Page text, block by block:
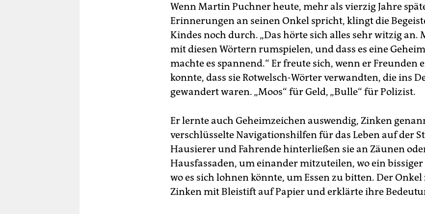
Wenn Martin Puchner heute, mehr als vierzig Jahre
Erinnerungen an seinen Onkel spricht, klingt die
Kindes noch durch. „Das hörte sich alles sehr witzig an.
mit diesen Wörtern rumspielen, und dass es eine
machte es spannend.“ Er freute sich, wenn er Freunden
konnte, dass sie Rotwelsch-Wörter verwandten, die ins
gewandert waren. „Moos“ für Geld, „Bulle“ für Polizist.
Er lernte auch Geheimzeichen auswendig, Zinken
verschlüsselte Navigationshilfen für das Leben auf der
Hausierer und Fahrende hinterließen sie an Zäunen
Hausfassaden, um einander mitzuteilen, wo ein
wo es sich lohnen könnte, um Essen zu bitten. Der
Zinken mit Bleistift auf Papier und erklärte ihre